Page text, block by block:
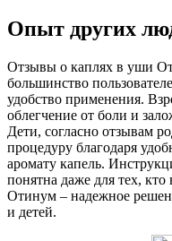
Опыт других
Отзывы о каплях в уши
большинство
удобство применения.
облегчение от боли и
Дети, согласно отзывам
процедуру благодаря
аромату капель.
понятна даже для тех, кто
Отинум – надежное
и детей.